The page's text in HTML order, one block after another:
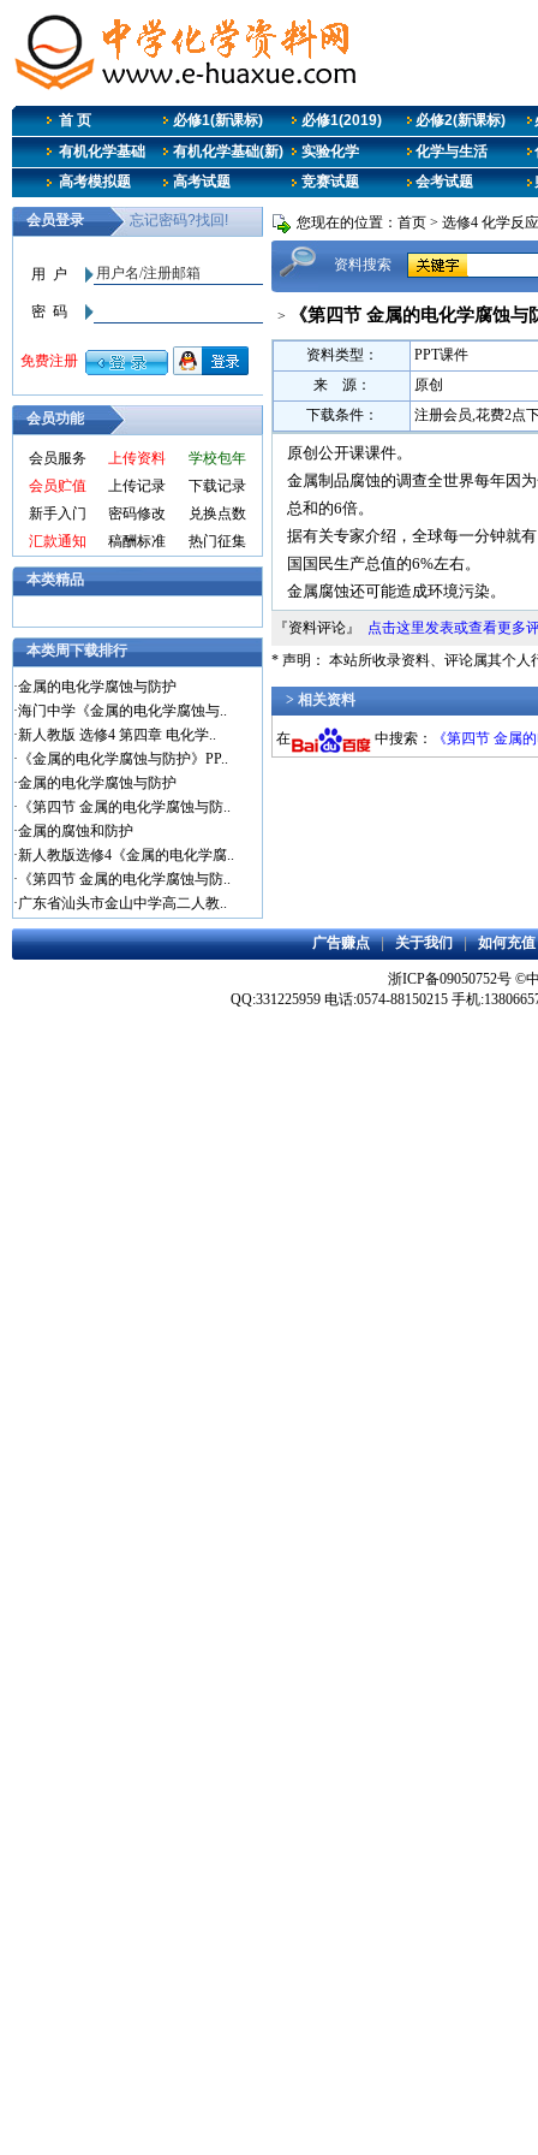
首 页 必修1(新课标) 必修1(2019) 必修2(新课标)
有机化学基础
有机化学基础(新) 实验化学 化学与生活
高考模拟题
高考试题 竞赛试题 会考试题
会员功能
会员服务 上传资料
学校包年
会员贮值
上传记录
下载记录
新手入门
密码修改
兑换点数
汇款通知
稿酬标准 热门征集
本类精品
本类周下载排行
·金属的电化学腐蚀与防护
·海门中学《金属的电化学腐蚀与..
·新人教版 选修4 第四章 电化学..
· 《金属的电化学腐蚀与防护》PP..
·金属的电化学腐蚀与防护
· 《第四节 金属的电化学腐蚀与防..
·金属的腐蚀和防护
·新人教版选修4《金属的电化学腐..
· 《第四节 金属的电化学腐蚀与防..
·广东省汕头市金山中学高二人教..
您现在的位置： 首页 > 选修4 化学反
资料搜索
> 《第四节 金属的电化学腐蚀
资料类型：
PPT课件
来 源：
原创
下载条件：
注册会员,花费2点
原创公开课课件。
金属制品腐蚀的调查全世界每年因
总和的6倍。
据有关专家介绍，全球每一分钟就
国国民生产总值的6%左右。
金属腐蚀还可能造成环境污染。
『资料评论』 点击这里发表或查看更多
* 声明： 本站所收录资料、评论属其个人
> 相关资料
在 中搜索： 《第四节 金属
广告赚点|关于我们|如何充值
浙ICP备09050752号 ©
QQ:331225959 电话:0574-88150215 手机